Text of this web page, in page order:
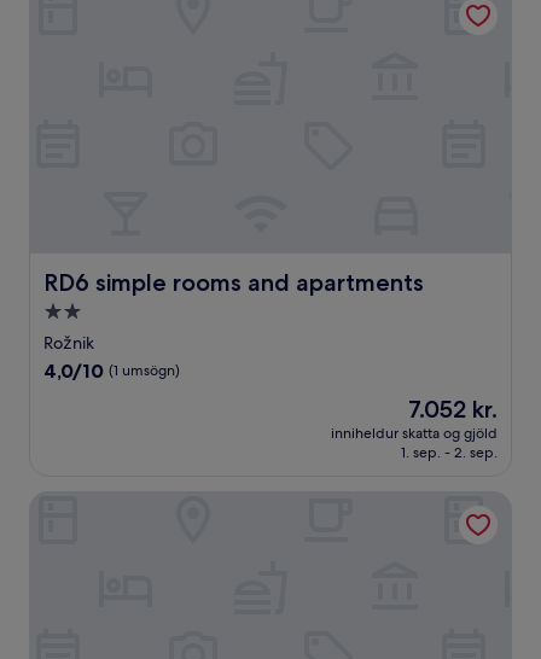
RD6 simple rooms and apartments
RD6 simple rooms and apartments
2.0
stjörnu
gististaður
Rožnik
4.0af
4,0/10 (1 umsögn)
Verðið
er
7.052 kr.
7.052 kr.
inniheldur skatta og gjöld
1. sep. - 2. sep.